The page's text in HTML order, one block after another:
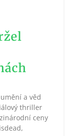
a věd
thriller
ceny